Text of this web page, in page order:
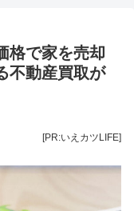
格で家を売却
不動産買取が
[PR:いえカツLIFE]